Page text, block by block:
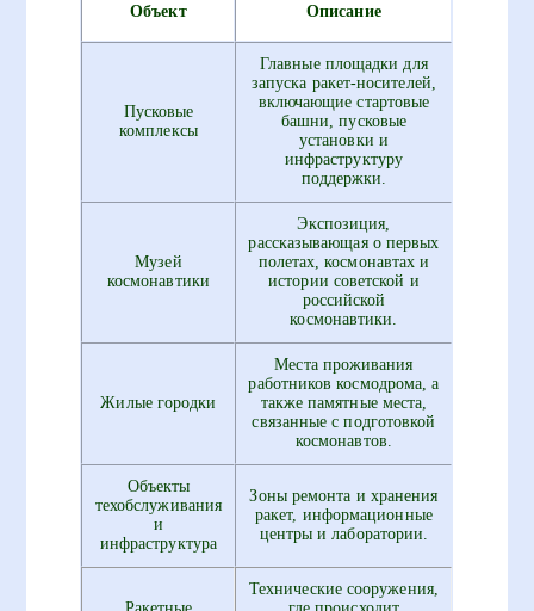
Объект Описание
Пусковые
комплексы
Главные площадки для
запуска ракет-носителей,
включающие стартовые
башни, пусковые
установки и
инфраструктуру
поддержки.
Музей
космонавтики
Экспозиция,
рассказывающая о первых
полетах, космонавтах и
истории советской и
российской
космонавтики.
Жилые городки
Места проживания
работников космодрома, а
также памятные места,
связанные с подготовкой
космонавтов.
Объекты
техобслуживания
и
инфраструктура
Зоны ремонта и хранения
ракет, информационные
центры и лаборатории.
Ракетные
Технические сооружения,
где происходит